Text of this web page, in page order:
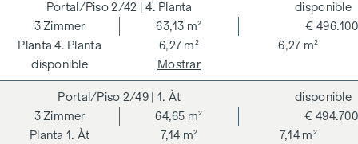
2/42 | 4. Planta
4. Planta
3Zimmer
63,13 m²
6,27 m²
6,27 m²
€ 496.100
disponible
disponible
Mostrar
2/49 | 1. Àt
1. Àt
3Zimmer
64,65 m²
7,14 m²
7,14 m²
€ 494.700
disponible